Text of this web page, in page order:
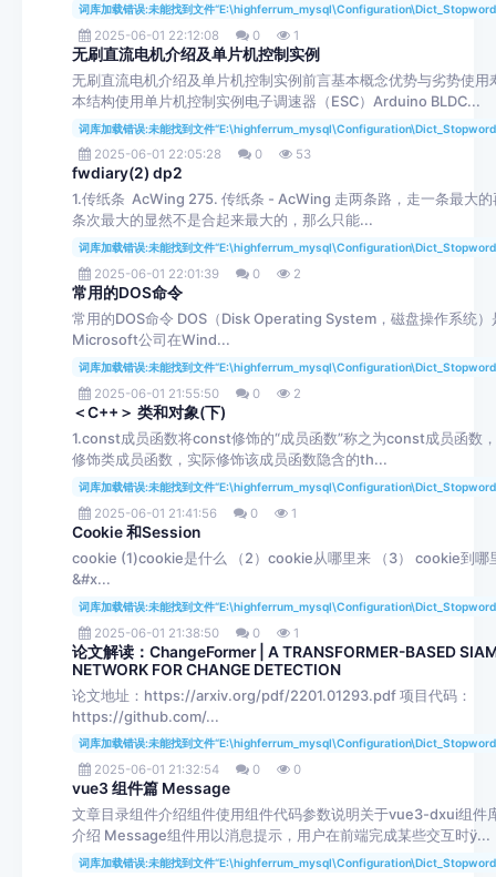
词库加载错误:未能找到文件
2025-06-01 22:12:08 0 1
无刷直流电机介绍及单片机控制实例
无刷直流电机介绍及单片机控制实例前言基本概念优势与劣势使用
本结构使用单片机控制实例电子调速器（ESC）Arduino BLDC...
词库加载错误:未能找到文件
2025-06-01 22:05:28 0 53
fwdiary(2) dp2
1.传纸条 AcWing 275. 传纸条 - AcWing 走两条路，走一条最大的
条次最大的显然不是合起来最大的，那么只能...
词库加载错误:未能找到文件
2025-06-01 22:01:39 0 2
常用的DOS命令
常用的DOS命令 DOS（Disk Operating System，磁盘操作系统）
Microsoft公司在Wind...
词库加载错误:未能找到文件
2025-06-01 21:55:50 0 2
＜C++＞ 类和对象(下)
1.const成员函数将const修饰的“成员函数”称之为const成员函数
修饰类成员函数，实际修饰该成员函数隐含的th...
词库加载错误:未能找到文件
2025-06-01 21:41:56 0 1
Cookie 和Session
cookie (1)cookie是什么 （2）cookie从哪里来 （3） cookie到哪
&#x...
词库加载错误:未能找到文件
2025-06-01 21:38:50 0 1
论文解读：ChangeFormer | A TRANSFORMER-BASED
NETWORK FOR CHANGE DETECTION
论文地址：https://arxiv.org/pdf/2201.01293.pdf 项目代码：
https://github.com/...
词库加载错误:未能找到文件
2025-06-01 21:32:54 0 0
vue3 组件篇 Message
文章目录组件介绍组件使用组件代码参数说明关于vue3-dxui组件
介绍 Message组件用以消息提示，用户在前端完成某些交互时ÿ...
词库加载错误:未能找到文件